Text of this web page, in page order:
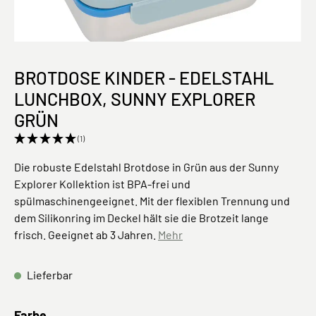
BROTDOSE KINDER - EDELSTAHL
LUNCHBOX, SUNNY EXPLORER
GRÜN
(1)
Die robuste Edelstahl Brotdose in Grün aus der Sunny
Explorer Kollektion ist BPA-frei und
spülmaschinengeeignet. Mit der flexiblen Trennung und
dem Silikonring im Deckel hält sie die Brotzeit lange
frisch. Geeignet ab 3 Jahren. Mehr
Lieferbar